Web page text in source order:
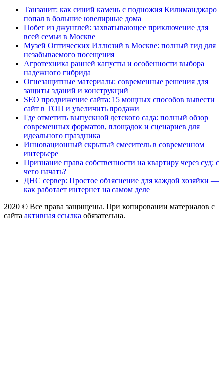
Танзанит: как синий камень с подножия Килиманджаро
попал в большие ювелирные дома
Побег из джунглей: захватывающее приключение для
всей семьи в Москве
Музей Оптических Иллюзий в Москве: полный гид для
незабываемого посещения
Агротехника ранней капусты и особенности выбора
надежного гибрида
Огнезащитные материалы: современные решения для
защиты зданий и конструкций
SEO продвижение сайта: 15 мощных способов вывести
сайт в ТОП и увеличить продажи
Где отметить выпускной детского сада: полный обзор
современных форматов, площадок и сценариев для
идеального праздника
Инновационный скрытый смеситель в современном
интерьере
Признание права собственности на квартиру через суд: с
чего начать?
ДНС сервер: Простое объяснение для каждой хозяйки —
как работает интернет на самом деле
2020 © Все права защищены. При копировании материалов с
сайта активная ссылка обязательна.